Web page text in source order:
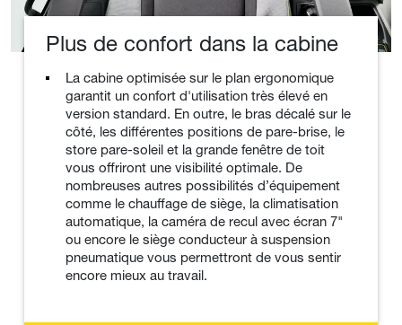
Plus de confort dans la cabine
La cabine optimisée sur le plan ergonomique
garantit un confort d'utilisation très élevé en
version standard. En outre, le bras décalé sur le
côté, les différentes positions de pare-brise, le
store pare-soleil et la grande fenêtre de toit
vous offriront une visibilité optimale. De
nombreuses autres possibilités d’équipement
comme le chauffage de siège, la climatisation
automatique, la caméra de recul avec écran 7"
ou encore le siège conducteur à suspension
pneumatique vous permettront de vous sentir
encore mieux au travail.